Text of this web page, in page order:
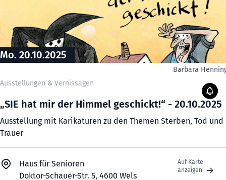
Mo. 20.10.2025
Barbara
Ausstellungen & Vernissagen
„SIE hat mir der Himmel geschickt!“ - 20.10.2025
Ausstellung mit Karikaturen zu den Themen Sterben, Tod und
Trauer
Haus für Senioren
Doktor-Schauer-Str. 5, 4600 Wels
Auf Karte
anzeigen